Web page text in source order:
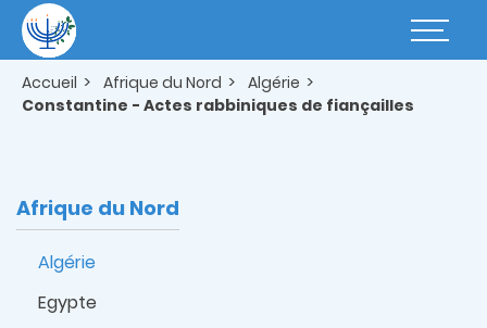
contenu
principal
Basculer
Accueil Afrique du Nord
Algérie
Constantine - Actes rabbiniques de fiançailles
Afrique du Nord
Algérie
Egypte